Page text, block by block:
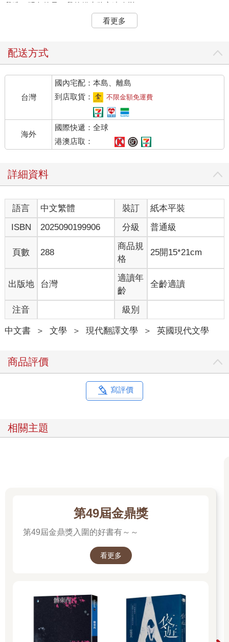
我唯一明白的是，我的貓生將永遠改變。
「最好是值錢啦。我們應該請清潔公司來一趟，看看誰會想要她
的東西。」我趁他們不注意，偷瞄他們一眼。傑瑞米身材高大，
好。
我好想和她一起哭叫，但我沒作聲。
「我知道，親愛的。」傑瑞米語氣軟下來。「但我們不可能一輩
子都住在這裡。葬禮結束了，我們要想一下賣房子的事。何況東
西先收拾好的話，等到一賣掉，就能馬上搬走了。」
「我只是感覺東西一收拾完，媽媽就真的不在了。但當然你說的
對。」她嘆口氣。「可是，阿飛要怎麼辦？」我貓毛豎立。這就
是我在等待的話題。接下來我該怎麼辦？
「我想我們得把他送去動物之家。」我差點炸毛。 「動物之家？
自己能大聲附和，這根本不是狠心能形容的了。
「但妳也知道我們不能帶他回家。我們家有兩隻狗，親愛的，我
們家不適合養貓。」
我快氣瘋了。倒也不是說我多想去他們家，但我絕對不想去動物
之家。
動物之家。光聽到這四個字，我就全身打顫。那種地方憑什麼叫
家，在貓群裡頭，誰不知道那裡等於「死囚牢房」。有的貓可能
比較幸運，能找到新的家，但誰知道他們後來的下場？誰曉得新
家人對他們好不好？我認識的貓一致認為「動物之家」是個可怕
的地方。而且我們心裡很清楚，沒找到新家的貓最終都難逃一
死。
我知道自己長相可愛，也算有魅力，但我怎麼樣也不要冒這個
險。
「我知道，家裡的狗會把阿飛活活咬死。而且動物之家現在愈辦
愈好，所以他可能很快會找到新家。」她頓了頓，像在考慮。
們就找房仲來估價。」她感覺心意已決，除非我反抗，不然我的
命運已成定局。
人，她是我這輩子唯一熟悉的人類。我的生活天翻地覆，我既心
碎又孤單，如今還要落得無家可歸！像我這樣的一隻貓，到底該
我是人們所謂的「膝上貓」，晚上不用去外頭打獵，不用潛行街
頭，也不用四處交朋友。我能躺在主人溫暖的大腿上，天天有食
洞，永遠無法癒合。但當時我還有深愛我的瑪格麗特，我們緊緊
愛很愛她，幸好在痛苦中我們還能互相扶持。
然而，我最近才明白，貓生竟能如此殘酷。兩週前，瑪格麗特沒
貓門跳出去。
「哇，怎麼啦？」護理師問，我用盡全力大叫。她又按一下門
鈴，我用爪子輕輕抓她，不斷設法告訴她出事了。她拿出備用鑰
匙打開門，發現了瑪格麗特冰冷的屍體。護理師在一旁打電話
看更多
配送方式
台灣
國內宅配：本島、離島
到店取貨：
不限金額免運費
海外
國際快遞：全球
港澳店取：
詳細資料
語言 中文繁體 裝訂
紙本平裝
ISBN
2025090199906 分級 普通級
頁數 288
商品規
格
25開15*21cm
出版地 台灣
適讀年
齡
全齡適讀
注音 級別
中文書 ＞ 文學 ＞ 現代翻譯文學 ＞ 英國現代文學
商品評價
寫評價
相關主題
第49屆金鼎獎
第49屆金鼎獎入圍的好書有～～
看更多